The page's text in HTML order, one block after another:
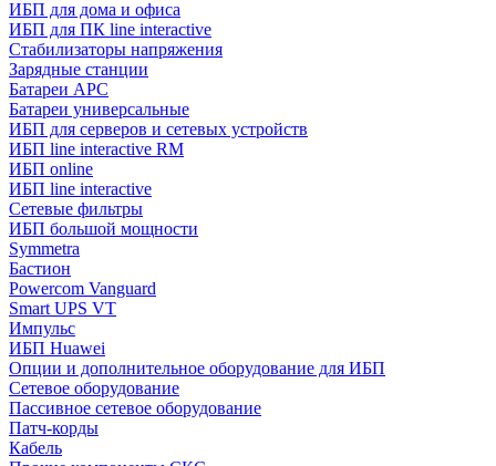
ИБП для дома и офиса
ИБП для ПК linе interactive
Стабилизаторы напряжения
Зарядные станции
Батареи APC
Батареи универсальные
ИБП для серверов и сетевых устройств
ИБП line interactive RM
ИБП online
ИБП linе interactive
Сетевые фильтры
ИБП большой мощности
Symmetra
Бастион
Powercom Vanguard
Smart UPS VT
Импульс
ИБП Huawei
Опции и дополнительное оборудование для ИБП
Сетевое оборудование
Пассивное сетевое оборудование
Патч-корды
Кабель